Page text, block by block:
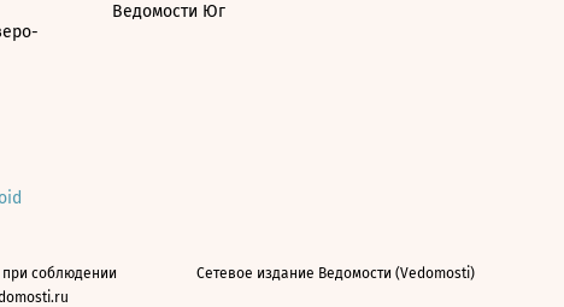
Ведомости Юг
при соблюдении
Сетевое издание Ведомости (Vedomosti)